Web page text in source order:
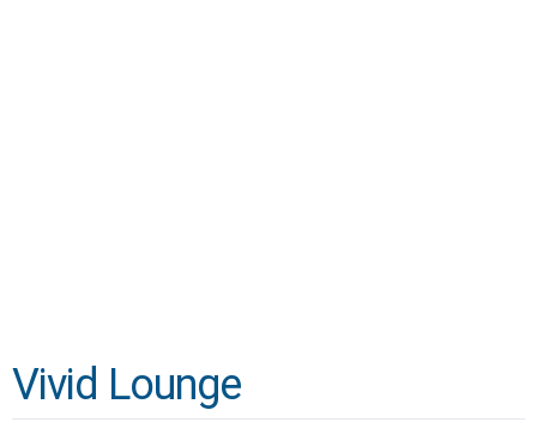
Vivid Lounge